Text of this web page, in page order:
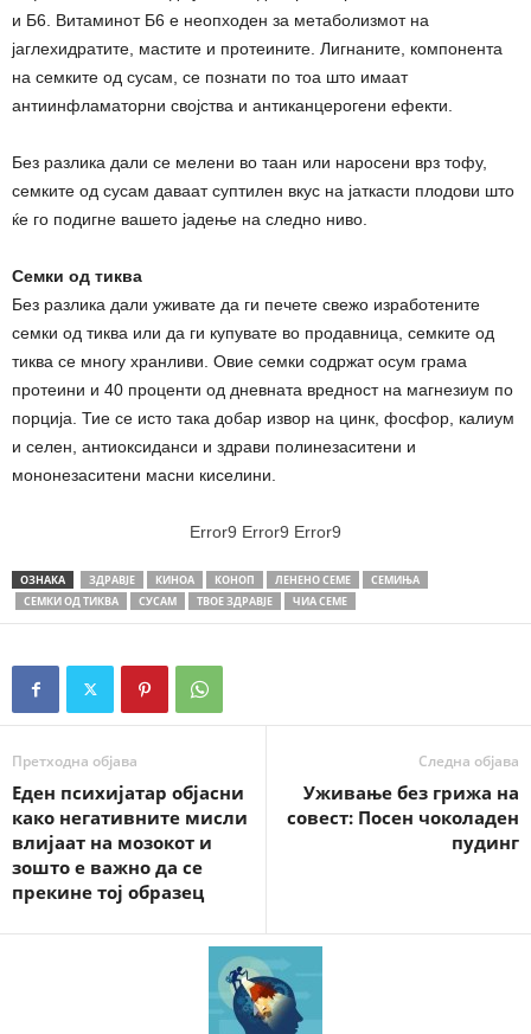
и Б6. Витаминот Б6 е неопходен за метаболизмот на
јаглехидратите, мастите и протеините. Лигнаните, компонента
на семките од сусам, се познати по тоа што имаат
антиинфламаторни својства и антиканцерогени ефекти.
Без разлика дали се мелени во таан или наросени врз тофу,
семките од сусам даваат суптилен вкус на јаткасти плодови што
ќе го подигне вашето јадење на следно ниво.
Семки од тиква
Без разлика дали уживате да ги печете свежо изработените
семки од тиква или да ги купувате во продавница, семките од
тиква се многу хранливи. Овие семки содржат осум грама
протеини и 40 проценти од дневната вредност на магнезиум по
порција. Тие се исто така добар извор на цинк, фосфор, калиум
и селен, антиоксиданси и здрави полинезаситени и
мононезаситени масни киселини.
Error9 Error9 Error9
ОЗНАКА ЗДРАВЈЕ КИНОА КОНОП ЛЕНЕНО СЕМЕ
СЕМИЊА
СЕМКИ ОД ТИКВА
СУСАМ ТВОЕ ЗДРАВЈЕ ЧИА СЕМЕ
Претходна објава
Еден психијатар објасни
како негативните мисли
влијаат на мозокот и
зошто е важно да се
прекине тој образец
Следна објава
Уживање без грижа на
совест: Посен чоколаден
пудинг